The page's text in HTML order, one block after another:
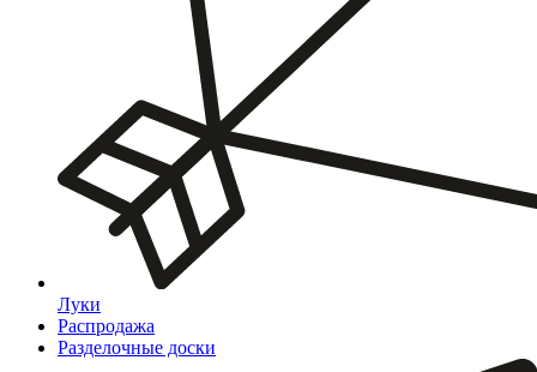
Луки
Распродажа
Разделочные доски